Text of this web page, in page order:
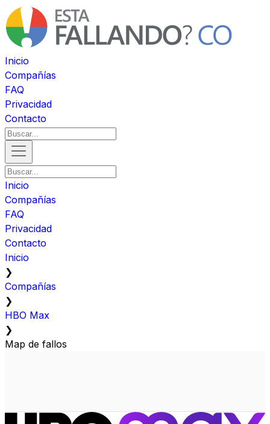
Inicio
Compañías
FAQ
Privacidad
Contacto
Inicio
Compañías
FAQ
Privacidad
Contacto
Inicio
❯
Compañías
❯
HBO Max
❯
Map de fallos